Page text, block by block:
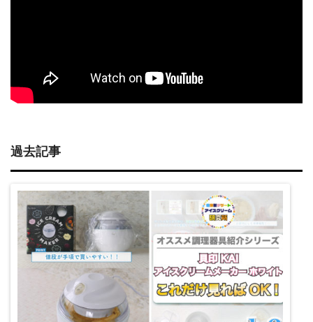
過去記事